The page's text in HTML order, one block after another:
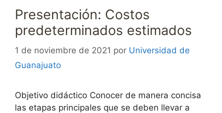
Presentación: Costos
predeterminados estimados
1 de noviembre de 2021 por Universidad de
Guanajuato
Objetivo didáctico Conocer de manera concisa
las etapas principales que se deben llevar a